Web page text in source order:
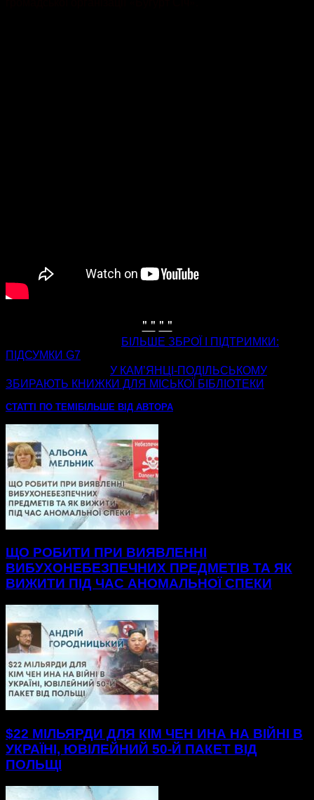
" " " "
БІЛЬШЕ ЗБРОЇ І ПІДТРИМКИ:
ПІДСУМКИ G7
У КАМ’ЯНЦІ-ПОДІЛЬСЬКОМУ
ЗБИРАЮТЬ КНИЖКИ ДЛЯ МІСЬКОЇ БІБЛІОТЕКИ
СТАТТІ ПО ТЕМІ БІЛЬШЕ ВІД АВТОРА
ЩО РОБИТИ ПРИ ВИЯВЛЕННІ
ВИБУХОНЕБЕЗПЕЧНИХ ПРЕДМЕТІВ ТА ЯК
ВИЖИТИ ПІД ЧАС АНОМАЛЬНОЇ СПЕКИ
$22 МІЛЬЯРДИ ДЛЯ КІМ ЧЕН ИНА НА ВІЙНІ В
УКРАЇНІ, ЮВІЛЕЙНИЙ 50-Й ПАКЕТ ВІД
ПОЛЬЩІ